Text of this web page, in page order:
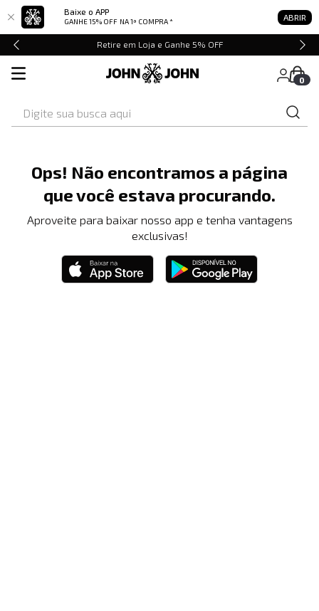
Baixe o APP
GANHE 15% OFF NA 1ª COMPRA * ABRIR
Retire em Loja e Ganhe 5% OFF
0
Ops! Não encontramos a página
que você estava procurando.
Aproveite para baixar nosso app e tenha vantagens
exclusivas!